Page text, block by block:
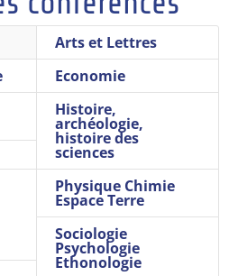
Arts et Lettres
Economie
Histoire,
archéologie,
histoire des
sciences
Physique Chimie
Espace Terre
Sociologie
Psychologie
Ethonologie